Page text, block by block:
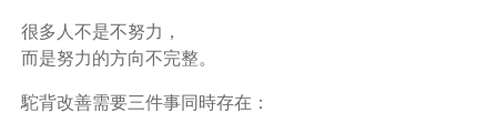
很多人不是不努力，
而是努力的方向不完整。
駝背改善需要三件事同時存在：